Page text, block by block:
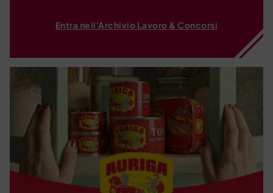
Entra nell'Archivio Lavoro & Concorsi